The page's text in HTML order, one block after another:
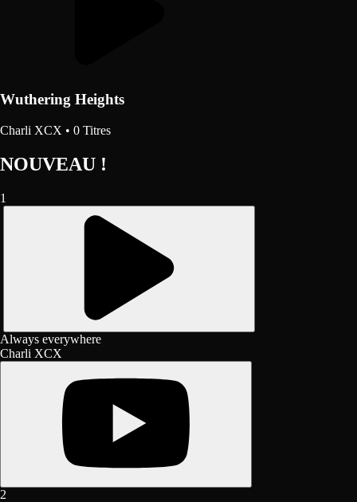
Wuthering Heights
Charli XCX • 0 Titres
NOUVEAU !
1
Always everywhere
Charli XCX
2